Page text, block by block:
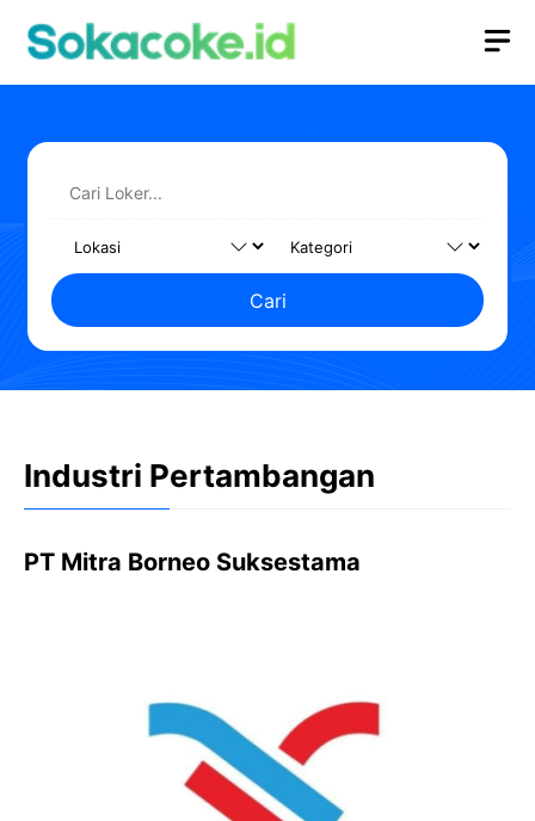
Cari
Industri Pertambangan
PT Mitra Borneo Suksestama